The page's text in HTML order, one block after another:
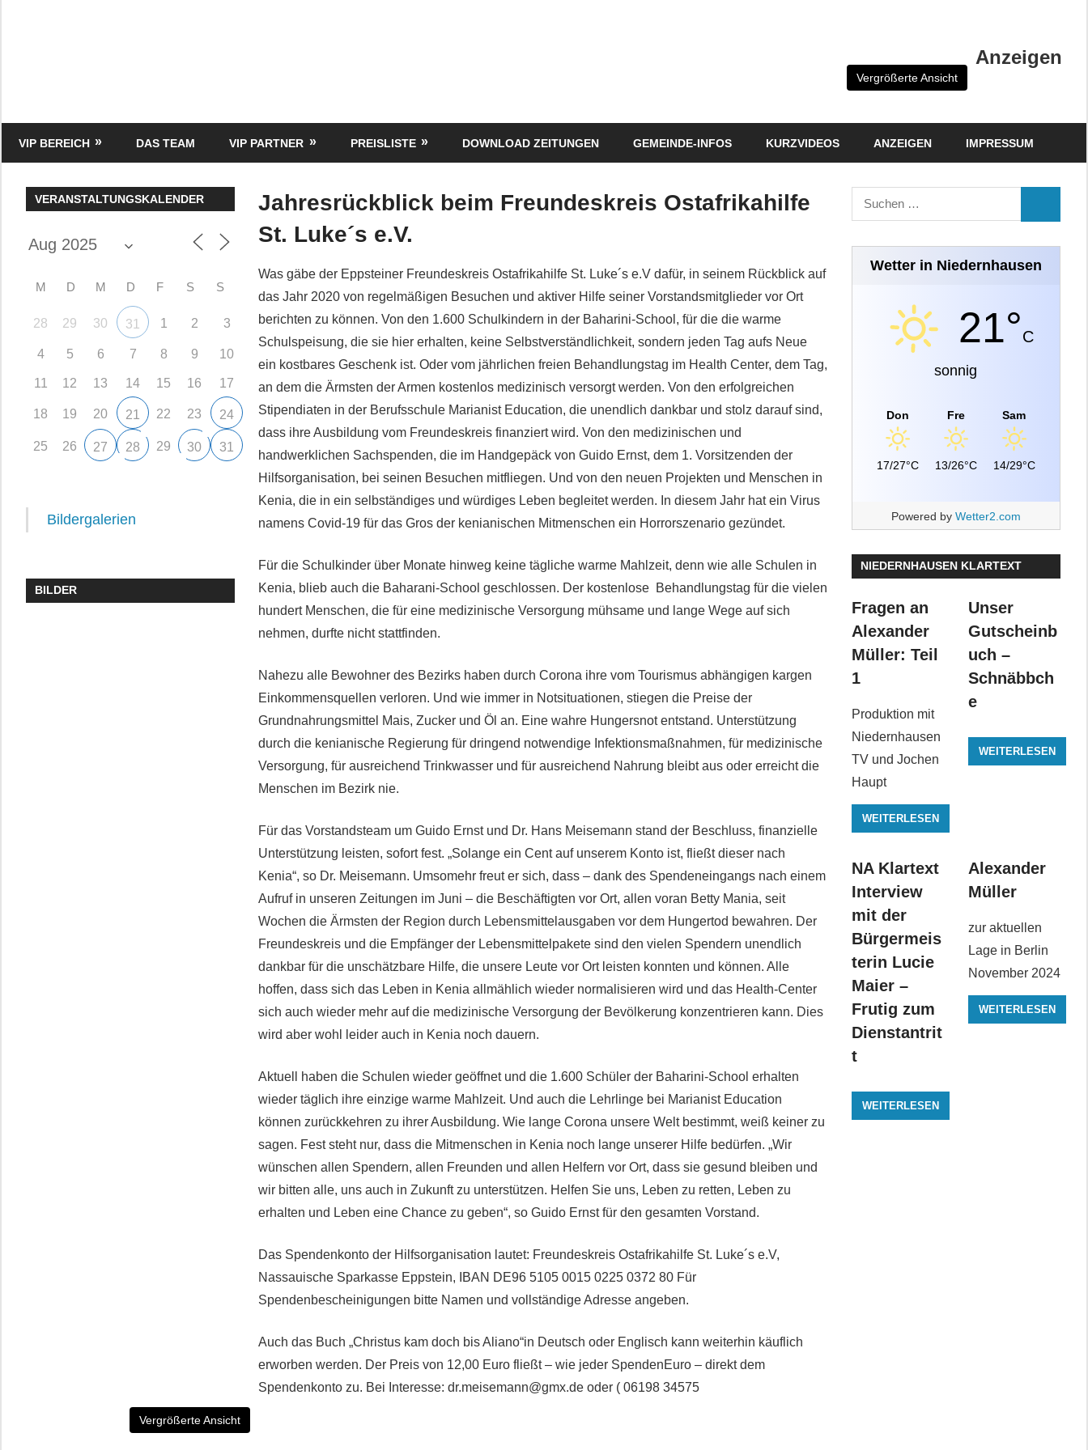
Media
Anzeigen
Vergrößerte Ansicht
VIP BEREICH DAS TEAM VIP PARTNER PREISLISTE DOWNLOAD ZEITUNGEN GEMEINDE-INFOS KURZVIDEOS ANZEIGEN IMPRESSUM
Jahresrückblick beim Freundeskreis Ostafrikahilfe
St. Luke´s e.V.
Was gäbe der Eppsteiner Freundeskreis Ostafrikahilfe St. Luke´s e.V dafür, in seinem Rückblick auf
das Jahr 2020 von regelmäßigen Besuchen und aktiver Hilfe seiner Vorstandsmitglieder vor Ort
berichten zu können. Von den 1.600 Schulkindern in der Baharini-School, für die die warme
Schulspeisung, die sie hier erhalten, keine Selbstverständlichkeit, sondern jeden Tag aufs Neue
ein kostbares Geschenk ist. Oder vom jährlichen freien Behandlungstag im Health Center, dem Tag,
an dem die Ärmsten der Armen kostenlos medizinisch versorgt werden. Von den erfolgreichen
Stipendiaten in der Berufsschule Marianist Education, die unendlich dankbar und stolz darauf sind,
dass ihre Ausbildung vom Freundeskreis finanziert wird. Von den medizinischen und
handwerklichen Sachspenden, die im Handgepäck von Guido Ernst, dem 1. Vorsitzenden der
Hilfsorganisation, bei seinen Besuchen mitfliegen. Und von den neuen Projekten und Menschen in
Kenia, die in ein selbständiges und würdiges Leben begleitet werden. In diesem Jahr hat ein Virus
namens Covid-19 für das Gros der kenianischen Mitmenschen ein Horrorszenario gezündet.
Für die Schulkinder über Monate hinweg keine tägliche warme Mahlzeit, denn wie alle Schulen in
Kenia, blieb auch die Baharani-School geschlossen. Der kostenlose Behandlungstag für die vielen
hundert Menschen, die für eine medizinische Versorgung mühsame und lange Wege auf sich
nehmen, durfte nicht stattfinden.
Nahezu alle Bewohner des Bezirks haben durch Corona ihre vom Tourismus abhängigen kargen
Einkommensquellen verloren. Und wie immer in Notsituationen, stiegen die Preise der
Grundnahrungsmittel Mais, Zucker und Öl an. Eine wahre Hungersnot entstand. Unterstützung
durch die kenianische Regierung für dringend notwendige Infektionsmaßnahmen, für medizinische
Versorgung, für ausreichend Trinkwasser und für ausreichend Nahrung bleibt aus oder erreicht die
Menschen im Bezirk nie.
Für das Vorstandsteam um Guido Ernst und Dr. Hans Meisemann stand der Beschluss, finanzielle
Unterstützung leisten, sofort fest. „Solange ein Cent auf unserem Konto ist, fließt dieser nach
Kenia“, so Dr. Meisemann. Umsomehr freut er sich, dass – dank des Spendeneingangs nach einem
Aufruf in unseren Zeitungen im Juni – die Beschäftigten vor Ort, allen voran Betty Mania, seit
Wochen die Ärmsten der Region durch Lebensmittelausgaben vor dem Hungertod bewahren. Der
Freundeskreis und die Empfänger der Lebensmittelpakete sind den vielen Spendern unendlich
dankbar für die unschätzbare Hilfe, die unsere Leute vor Ort leisten konnten und können. Alle
hoffen, dass sich das Leben in Kenia allmählich wieder normalisieren wird und das Health-Center
sich auch wieder mehr auf die medizinische Versorgung der Bevölkerung konzentrieren kann. Dies
wird aber wohl leider auch in Kenia noch dauern.
Aktuell haben die Schulen wieder geöffnet und die 1.600 Schüler der Baharini-School erhalten
wieder täglich ihre einzige warme Mahlzeit. Und auch die Lehrlinge bei Marianist Education
können zurückkehren zu ihrer Ausbildung. Wie lange Corona unsere Welt bestimmt, weiß keiner zu
sagen. Fest steht nur, dass die Mitmenschen in Kenia noch lange unserer Hilfe bedürfen. „Wir
wünschen allen Spendern, allen Freunden und allen Helfern vor Ort, dass sie gesund bleiben und
wir bitten alle, uns auch in Zukunft zu unterstützen. Helfen Sie uns, Leben zu retten, Leben zu
erhalten und Leben eine Chance zu geben“, so Guido Ernst für den gesamten Vorstand.
Das Spendenkonto der Hilfsorganisation lautet: Freundeskreis Ostafrikahilfe St. Luke´s e.V,
Nassauische Sparkasse Eppstein, IBAN DE96 5105 0015 0225 0372 80 Für
Spendenbescheinigungen bitte Namen und vollständige Adresse angeben.
Auch das Buch „Christus kam doch bis Aliano“in Deutsch oder Englisch kann weiterhin käuflich
erworben werden. Der Preis von 12,00 Euro fließt – wie jeder SpendenEuro – direkt dem
Spendenkonto zu. Bei Interesse: dr.meisemann@gmx.de oder ( 06198 34575
Vergrößerte Ansicht
VERANSTALTUNGSKALENDER
M D M D F S S
28 29 30 31 1 2 3
4 5 6 7 8 9 10
11 12 13 14 15 16 17
18 19 20 21 22 23 24
25 26 27 28 29 30 31
Bildergalerien
BILDER
Suchen
nach:
Wetter in Niedernhausen
21°C
sonnig
Don
17/27°C
Fre
13/26°C
Sam
14/29°C
Powered by Wetter2.com
NIEDERNHAUSEN KLARTEXT
Fragen an
Alexander
Müller: Teil
1
Produktion mit
Niedernhausen
TV und Jochen
Haupt
WEITERLESEN
Unser
Gutscheinb
uch –
Schnäbbch
e
WEITERLESEN
NA Klartext
Interview
mit der
Bürgermeis
terin Lucie
Maier –
Frutig zum
Dienstantrit
t
WEITERLESEN
Alexander
Müller
zur aktuellen
Lage in Berlin
November 2024
WEITERLESEN